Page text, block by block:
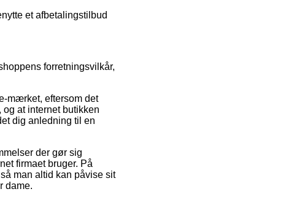
et afbetalingstilbud
forretningsvilkår,
mærket, eftersom det
at internet butikken
dig anledning til en
der gør sig
firmaet bruger. På
man altid kan påvise sit
dame.